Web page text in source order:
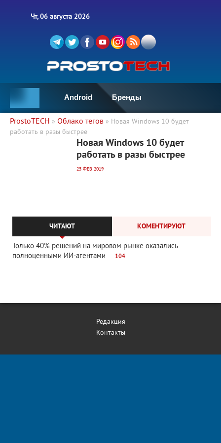
Чт, 06 августа 2026
Android Бренды
ProstoTECH » Облако тегов » Новая Windows 10 будет
работать в разы быстрее
21 494 0
Новая Windows 10 будет
работать в разы быстрее
25 ФЕВ 2019
ЧИТАЮТ КОМЕНТИРУЮТ
Только 40% решений на мировом рынке оказались
полноценными ИИ-агентами
104
Редакция
Контакты